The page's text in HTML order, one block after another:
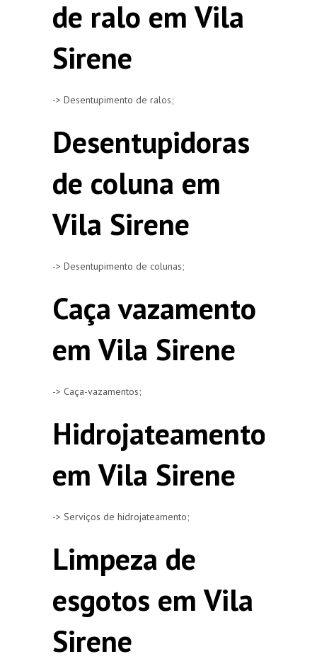
de ralo em Vila
Sirene
-> Desentupimento de ralos;
Desentupidoras
de coluna em
Vila Sirene
-> Desentupimento de colunas;
Caça vazamento
em Vila Sirene
-> Caça-vazamentos;
Hidrojateamento
em Vila Sirene
-> Serviços de hidrojateamento;
Limpeza de
esgotos em Vila
Sirene